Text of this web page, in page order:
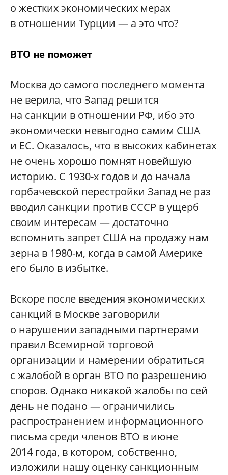
о жестких экономических мерах
в отношении Турции — а это что?
ВТО не поможет
Москва до самого последнего момента
не верила, что Запад решится
на санкции в отношении РФ, ибо это
экономически невыгодно самим США
и ЕС. Оказалось, что в высоких кабинетах
не очень хорошо помнят новейшую
историю. С 1930-х годов и до начала
горбачевской перестройки Запад не раз
вводил санкции против СССР в ущерб
своим интересам — достаточно
вспомнить запрет США на продажу нам
зерна в 1980-м, когда в самой Америке
его было в избытке.
Вскоре после введения экономических
санкций в Москве заговорили
о нарушении западными партнерами
правил Всемирной торговой
организации и намерении обратиться
с жалобой в орган ВТО по разрешению
споров. Однако никакой жалобы по сей
день не подано — ограничились
распространением информационного
письма среди членов ВТО в июне
2014 года, в котором, собственно,
изложили нашу оценку санкционным